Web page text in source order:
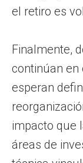
el retiro es
Finalmente,
continúan en
esperan
impacto que
áreas de